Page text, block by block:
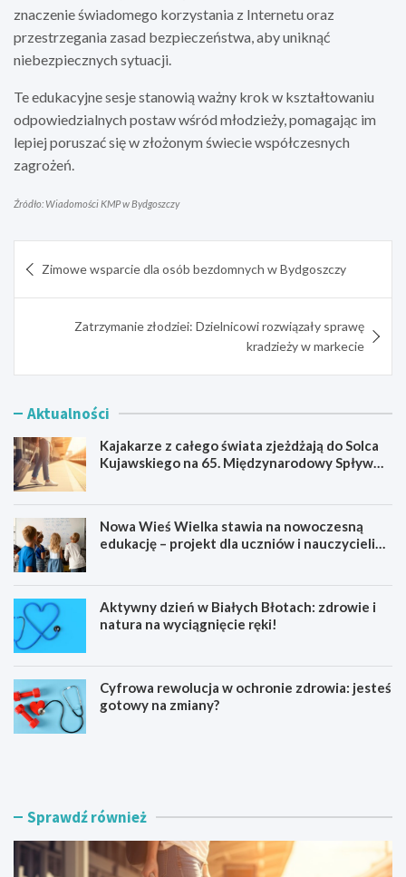
znaczenie świadomego korzystania z Internetu oraz
przestrzegania zasad bezpieczeństwa, aby uniknąć
niebezpiecznych sytuacji.
Te edukacyjne sesje stanowią ważny krok w kształtowaniu
odpowiedzialnych postaw wśród młodzieży, pomagając im
lepiej poruszać się w złożonym świecie współczesnych
zagrożeń.
Źródło: Wiadomości KMP w Bydgoszczy
wpisu
Zimowe wsparcie dla osób bezdomnych w Bydgoszczy
Zatrzymanie złodziei: Dzielnicowi rozwiązały sprawę
kradzieży w markecie
Aktualności
Kajakarze z całego świata zjeżdżają do Solca
Kujawskiego na 65. Międzynarodowy Spływ
Nowa Wieś Wielka stawia na nowoczesną
edukację – projekt dla uczniów i nauczycieli
Aktywny dzień w Białych Błotach: zdrowie i
natura na wyciągnięcie ręki!
Cyfrowa rewolucja w ochronie zdrowia: jesteś
gotowy na zmiany?
K
a
e
N
i
W
Sprawdź również